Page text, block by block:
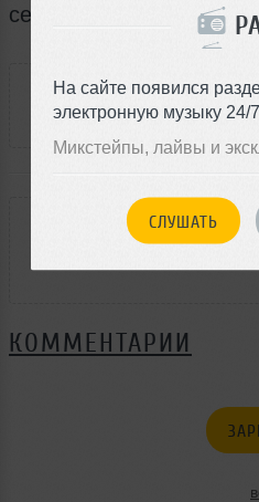
На сайте появился
электронную музыку 24/
Микстейпы, лайвы и
СЛУШАТЬ
семей.
КОММЕНТАРИИ